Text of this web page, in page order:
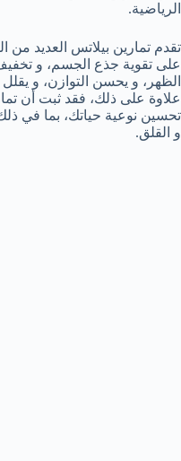
الرياضية.
تقدم تمارين بيلاتس العديد
على تقوية جذع الجسم، و
الظهر، و يحسن التوازن، و
علاوة على ذلك، فقد ثبت أن
تحسين نوعية حياتك، بما في ذلك
و القلق.